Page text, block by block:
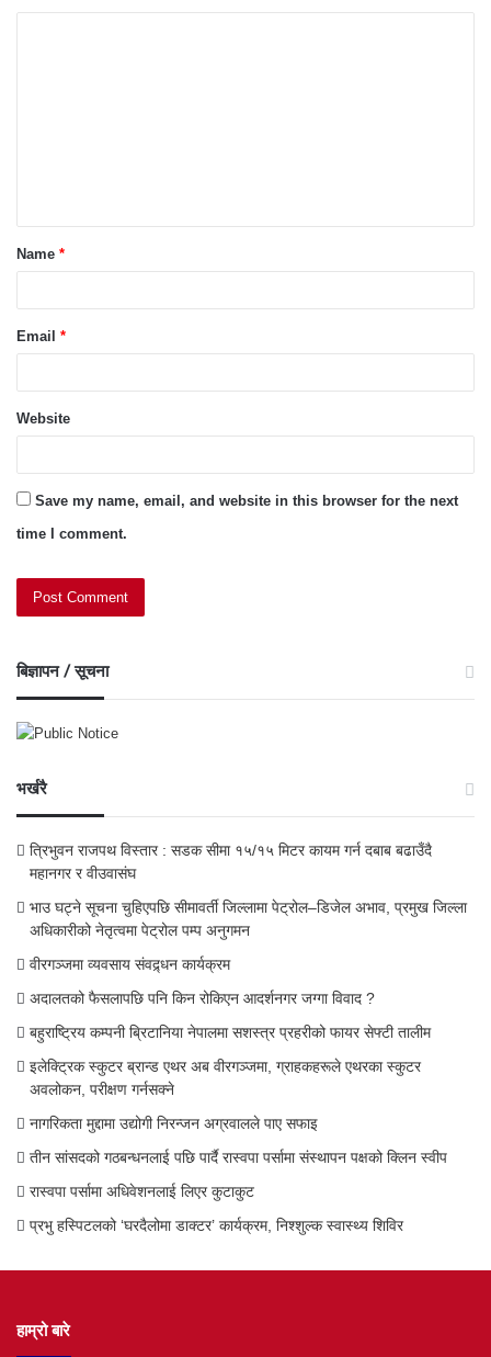
t
*Name *
Email *
Website
Save my name, email, and website in this browser for the next
time I comment.
बिज्ञापन / सूचना
भर्खरै
त्रिभुवन राजपथ विस्तार : सडक सीमा १५/१५ मिटर कायम गर्न दबाब बढाउँदै
महानगर र वीउवासंघ
भाउ घट्ने सूचना चुहिएपछि सीमावर्ती जिल्लामा पेट्रोल–डिजेल अभाव, प्रमुख जिल्ला
अधिकारीको नेतृत्वमा पेट्रोल पम्प अनुगमन
वीरगञ्जमा व्यवसाय संवद्र्धन कार्यक्रम
अदालतको फैसलापछि पनि किन रोकिएन आदर्शनगर जग्गा विवाद ?
बहुराष्ट्रिय कम्पनी ब्रिटानिया नेपालमा सशस्त्र प्रहरीको फायर सेफ्टी तालीम
इलेक्ट्रिक स्कुटर ब्रान्ड एथर अब वीरगञ्जमा, ग्राहकहरूले एथरका स्कुटर
अवलोकन, परीक्षण गर्नसक्ने
नागरिकता मुद्दामा उद्योगी निरन्जन अग्रवालले पाए सफाइ
तीन सांसदको गठबन्धनलाई पछि पार्दै रास्वपा पर्सामा संस्थापन पक्षको क्लिन स्वीप
रास्वपा पर्सामा अधिवेशनलाई लिएर कुटाकुट
प्रभु हस्पिटलको ‘घरदैलोमा डाक्टर’ कार्यक्रम, निश्शुल्क स्वास्थ्य शिविर
हाम्रो बारे